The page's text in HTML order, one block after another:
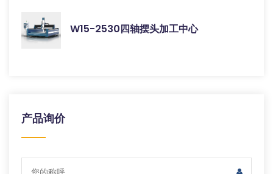
W15-2530四轴摆头加工中心
产品询价